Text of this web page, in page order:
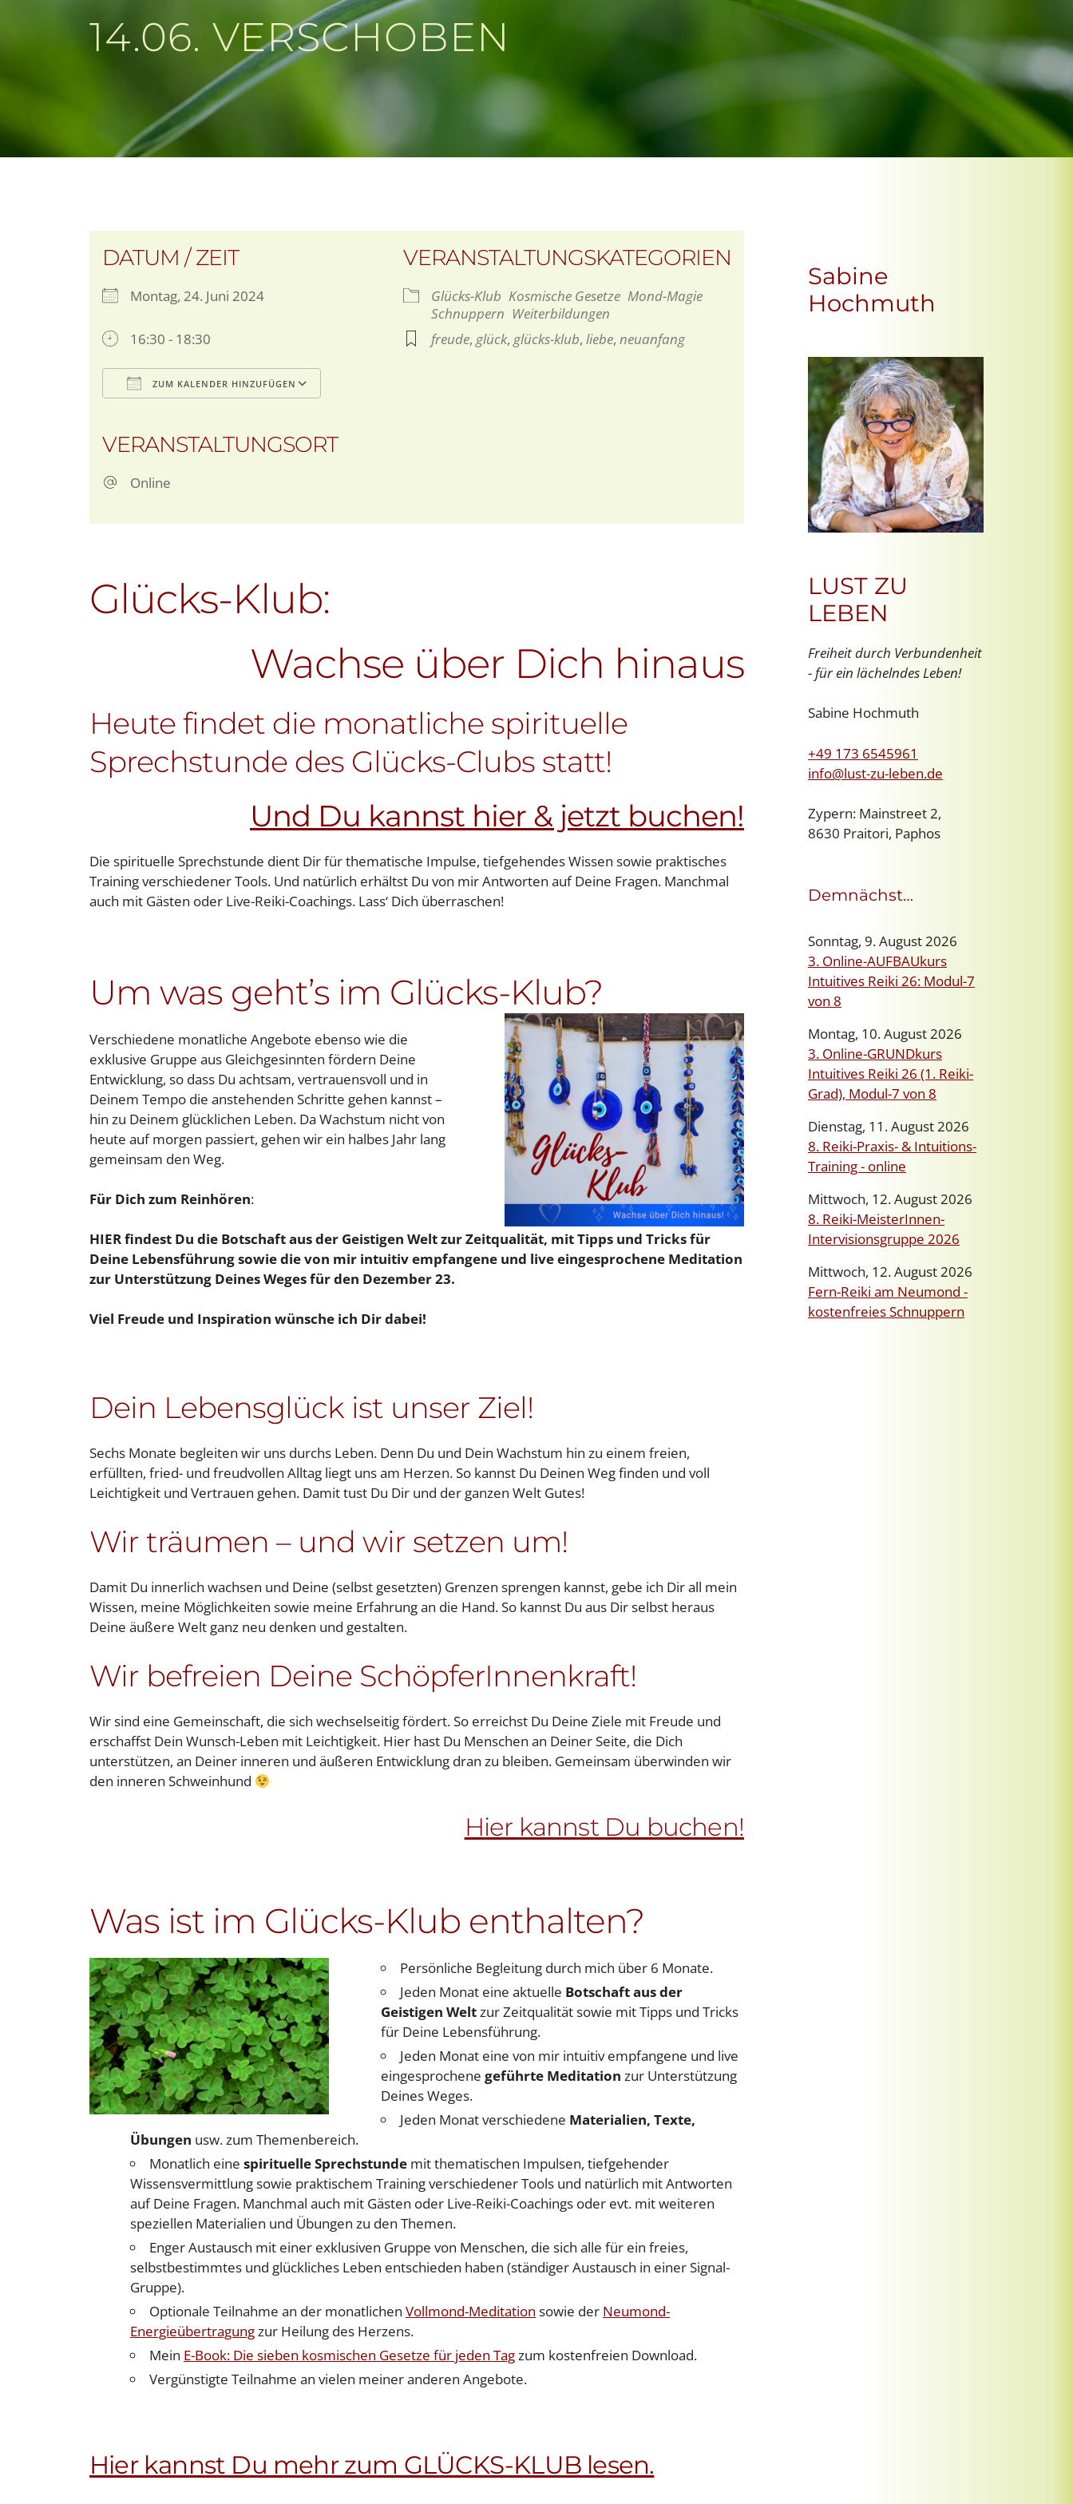
14.06. VERSCHOBEN
DATUM / ZEIT
Montag, 24. Juni 2024
16:30 - 18:30
ZUM KALENDER HINZUFÜGEN
Office 365 Outlook Live
VERANSTALTUNGSORT
Online
VERANSTALTUNGSKATEGORIEN
Glücks-Klub Kosmische Gesetze Mond-Magie
Schnuppern Weiterbildungen
freude, glück, glücks-klub, liebe, neuanfang
Glücks-Klub:
Wachse über Dich hinaus
Heute findet die monatliche spirituelle
Sprechstunde des Glücks-Clubs statt!
Und Du kannst hier & jetzt buchen!
Die spirituelle Sprechstunde dient Dir für thematische Impulse, tiefgehendes Wissen sowie praktisches
Training verschiedener Tools. Und natürlich erhältst Du von mir Antworten auf Deine Fragen. Manchmal
auch mit Gästen oder Live-Reiki-Coachings. Lass‘ Dich überraschen!
Um was geht’s im Glücks-Klub?
Verschiedene monatliche Angebote ebenso wie die
exklusive Gruppe aus Gleichgesinnten fördern Deine
Entwicklung, so dass Du achtsam, vertrauensvoll und in
Deinem Tempo die anstehenden Schritte gehen kannst –
hin zu Deinem glücklichen Leben. Da Wachstum nicht von
heute auf morgen passiert, gehen wir ein halbes Jahr lang
gemeinsam den Weg.
Für Dich zum Reinhören:
HIER findest Du die Botschaft aus der Geistigen Welt zur Zeitqualität, mit Tipps und Tricks für
Deine Lebensführung sowie die von mir intuitiv empfangene und live eingesprochene Meditation
zur Unterstützung Deines Weges für den Dezember 23.
Viel Freude und Inspiration wünsche ich Dir dabei!
Dein Lebensglück ist unser Ziel!
Sechs Monate begleiten wir uns durchs Leben. Denn Du und Dein Wachstum hin zu einem freien,
erfüllten, fried- und freudvollen Alltag liegt uns am Herzen. So kannst Du Deinen Weg finden und voll
Leichtigkeit und Vertrauen gehen. Damit tust Du Dir und der ganzen Welt Gutes!
Wir träumen – und wir setzen um!
Damit Du innerlich wachsen und Deine (selbst gesetzten) Grenzen sprengen kannst, gebe ich Dir all mein
Wissen, meine Möglichkeiten sowie meine Erfahrung an die Hand. So kannst Du aus Dir selbst heraus
Deine äußere Welt ganz neu denken und gestalten.
Wir befreien Deine SchöpferInnenkraft!
Wir sind eine Gemeinschaft, die sich wechselseitig fördert. So erreichst Du Deine Ziele mit Freude und
erschaffst Dein Wunsch-Leben mit Leichtigkeit. Hier hast Du Menschen an Deiner Seite, die Dich
unterstützen, an Deiner inneren und äußeren Entwicklung dran zu bleiben. Gemeinsam überwinden wir
den inneren Schweinhund
Hier kannst Du buchen!
Was ist im Glücks-Klub enthalten?
Persönliche Begleitung durch mich über 6 Monate.
Jeden Monat eine aktuelle Botschaft aus der
Geistigen Weltzur Zeitqualität sowie mit Tipps und Tricks
für Deine Lebensführung.
Jeden Monat eine von mir intuitiv empfangene und live
eingesprochene geführte Meditation zur Unterstützung
Deines Weges.
Jeden Monat verschiedene Materialien, Texte,
Übungen usw. zum Themenbereich.
Monatlich eine spirituelle Sprechstunde mit thematischen Impulsen, tiefgehender
Wissensvermittlung sowie praktischem Training verschiedener Tools und natürlich mit Antworten
auf Deine Fragen. Manchmal auch mit Gästen oder Live-Reiki-Coachings oder evt. mit weiteren
speziellen Materialien und Übungen zu den Themen.
Enger Austausch mit einer exklusiven Gruppe von Menschen, die sich alle für ein freies,
selbstbestimmtes und glückliches Leben entschieden haben (ständiger Austausch in einer Signal-
Gruppe).
Optionale Teilnahme an der monatlichen Vollmond-Meditation sowie der Neumond-
Energieübertragungzur Heilung des Herzens.
Mein E-Book: Die sieben kosmischen Gesetze für jeden Tagzum kostenfreien Download.
Vergünstigte Teilnahme an vielen meiner anderen Angebote.
Hier kannst Du mehr zum GLÜCKS-KLUB lesen.
Sabine
Hochmuth
LUST ZU
LEBEN
Freiheit durch Verbundenheit
- für ein lächelndes Leben!
Sabine Hochmuth
+49 173 6545961
info@lust-zu-leben.de
Zypern: Mainstreet 2,
8630 Praitori, Paphos
Demnächst…
Sonntag, 9. August 2026
3. Online-AUFBAUkurs
Intuitives Reiki 26: Modul-7
von 8
Montag, 10. August 2026
3. Online-GRUNDkurs
Intuitives Reiki 26 (1. Reiki-
Grad), Modul-7 von 8
Dienstag, 11. August 2026
8. Reiki-Praxis- & Intuitions-
Training - online
Mittwoch, 12. August 2026
8. Reiki-MeisterInnen-
Intervisionsgruppe 2026
Mittwoch, 12. August 2026
Fern-Reiki am Neumond -
kostenfreies Schnuppern